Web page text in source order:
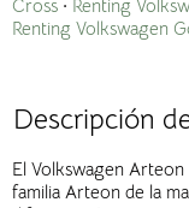
Cross · Renting
Renting Volkswagen
Descripción
El Volkswagen
familia Arteon de la